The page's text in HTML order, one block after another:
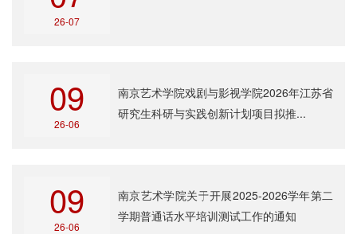
26-07
09
26-06
南京艺术学院戏剧与影视学院2026年江苏省
研究生科研与实践创新计划项目拟推...
09
26-06
南京艺术学院关于开展2025-2026学年第二
学期普通话水平培训测试工作的通知